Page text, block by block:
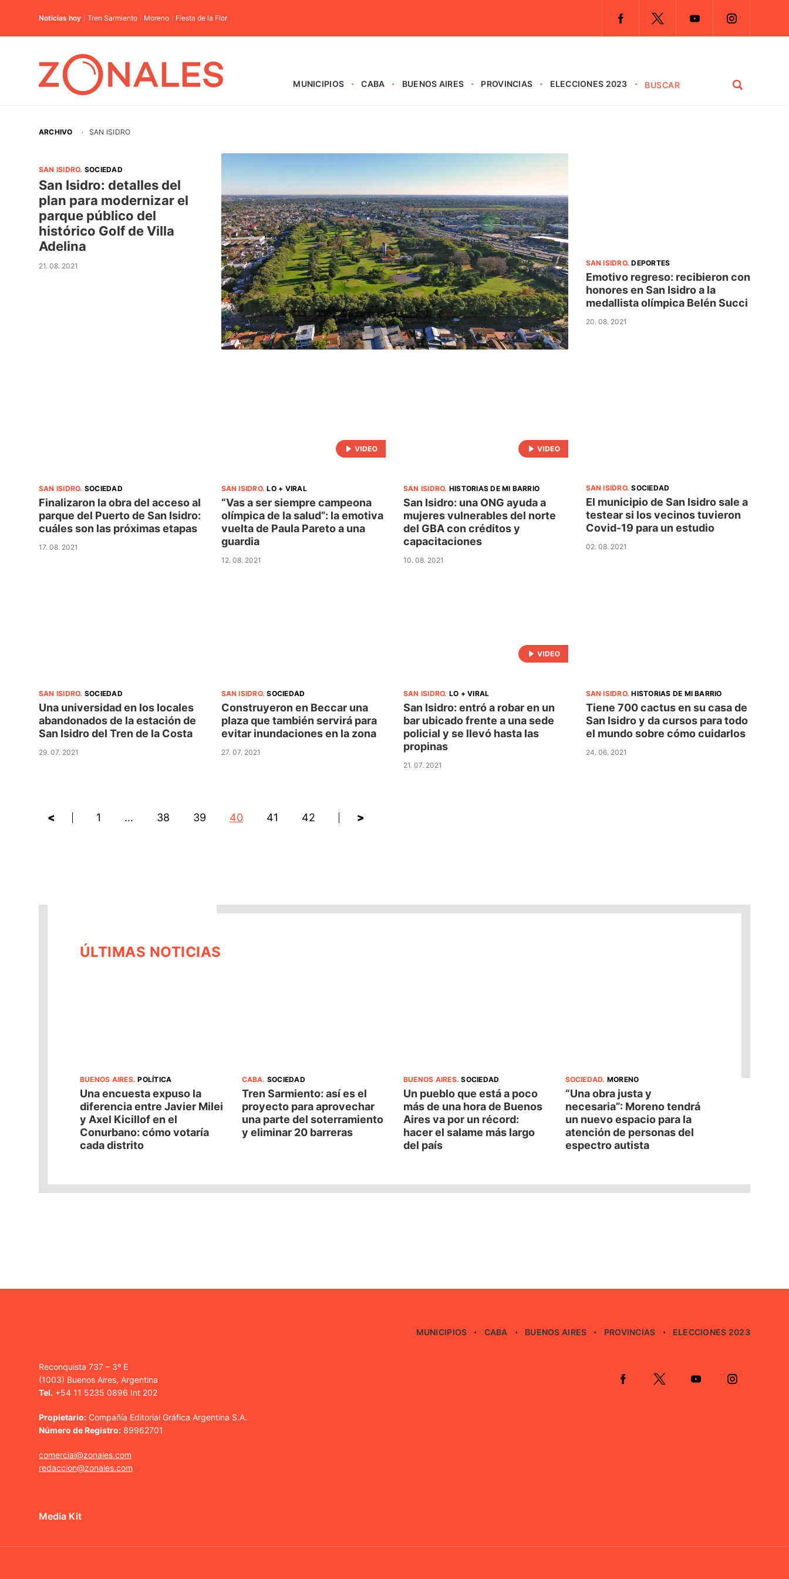
Noticias hoy Tren Sarmiento Moreno Fiesta de la Flor
MUNICIPIOS CABA BUENOS AIRES PROVINCIAS ELECCIONES 2023
ARCHIVO · SAN ISIDRO
SAN ISIDRO. SOCIEDAD
San Isidro: detalles del
plan para modernizar el
parque público del
histórico Golf de Villa
Adelina
21. 08. 2021 SAN ISIDRO.DEPORTES
Emotivo regreso: recibieron con
honores en San Isidro a la
medallista olímpica Belén Succi
20. 08. 2021
SAN ISIDRO. SOCIEDAD
Finalizaron la obra del acceso al
parque del Puerto de San Isidro:
cuáles son las próximas etapas
17. 08. 2021
SAN ISIDRO.LO + VIRAL
“Vas a ser siempre campeona
olímpica de la salud”: la emotiva
vuelta de Paula Pareto a una
guardia
12. 08. 2021
SAN ISIDRO. HISTORIAS DE MI BARRIO
San Isidro: una ONG ayuda a
mujeres vulnerables del norte
del GBA con créditos y
capacitaciones
10. 08. 2021
SAN ISIDRO.SOCIEDAD
El municipio de San Isidro sale a
testear si los vecinos tuvieron
Covid-19 para un estudio
02. 08. 2021
SAN ISIDRO. SOCIEDAD
Una universidad en los locales
abandonados de la estación de
San Isidro del Tren de la Costa
29. 07. 2021
SAN ISIDRO.SOCIEDAD
Construyeron en Beccar una
plaza que también servirá para
evitar inundaciones en la zona
27. 07. 2021
SAN ISIDRO. LO + VIRAL
San Isidro: entró a robar en un
bar ubicado frente a una sede
policial y se llevó hasta las
propinas
21. 07. 2021
SAN ISIDRO.HISTORIAS DE MI BARRIO
Tiene 700 cactus en su casa de
San Isidro y da cursos para todo
el mundo sobre cómo cuidarlos
24. 06. 2021
< 1 … 38 39 40 41 42 >
ÚLTIMAS NOTICIAS
BUENOS AIRES.POLÍTICA
Una encuesta expuso la
diferencia entre Javier Milei
y Axel Kicillof en el
Conurbano: cómo votaría
cada distrito
CABA. SOCIEDAD
Tren Sarmiento: así es el
proyecto para aprovechar
una parte del soterramiento
y eliminar 20 barreras
BUENOS AIRES.SOCIEDAD
Un pueblo que está a poco
más de una hora de Buenos
Aires va por un récord:
hacer el salame más largo
del país
SOCIEDAD. MORENO
“Una obra justa y
necesaria”: Moreno tendrá
un nuevo espacio para la
atención de personas del
espectro autista
MUNICIPIOS CABA BUENOS AIRES PROVINCIAS ELECCIONES 2023
Reconquista 737 – 3º E
(1003) Buenos Aires, Argentina
Tel. +54 11 5235 0896 Int 202
Propietario: Compañía Editorial Gráfica Argentina S.A.
Número de Registro: 89962701
comercial@zonales.com
redaccion@zonales.com
Media Kit